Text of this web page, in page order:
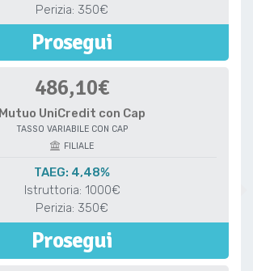
Perizia: 350€
Prosegui
486,10€
Mutuo UniCredit con Cap
TASSO VARIABILE CON CAP
FILIALE
TAEG: 4,48%
Istruttoria: 1000€
Perizia: 350€
Prosegui